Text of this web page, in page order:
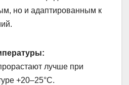
но и адаптированным к
лучше при
+20–25°C.